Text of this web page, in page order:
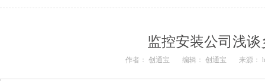
监控安装公司浅
作者： 创通宝 编辑： 创通宝 来源：